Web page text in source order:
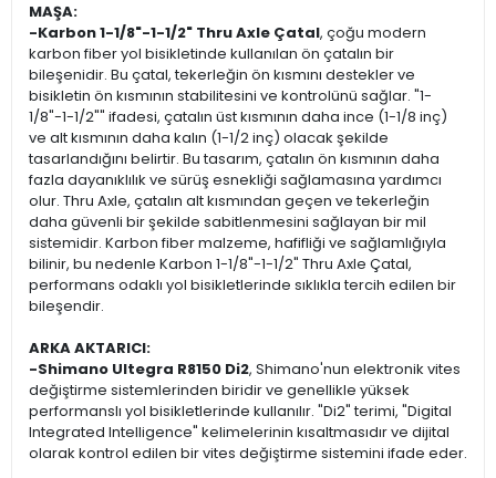
MAŞA:
-Karbon 1-1/8"-1-1/2" Thru Axle Çatal, çoğu modern
karbon fiber yol bisikletinde kullanılan ön çatalın bir
bileşenidir. Bu çatal, tekerleğin ön kısmını destekler ve
bisikletin ön kısmının stabilitesini ve kontrolünü sağlar. "1-
1/8"-1-1/2"" ifadesi, çatalın üst kısmının daha ince (1-1/8 inç)
ve alt kısmının daha kalın (1-1/2 inç) olacak şekilde
tasarlandığını belirtir. Bu tasarım, çatalın ön kısmının daha
fazla dayanıklılık ve sürüş esnekliği sağlamasına yardımcı
olur. Thru Axle, çatalın alt kısmından geçen ve tekerleğin
daha güvenli bir şekilde sabitlenmesini sağlayan bir mil
sistemidir. Karbon fiber malzeme, hafifliği ve sağlamlığıyla
bilinir, bu nedenle Karbon 1-1/8"-1-1/2" Thru Axle Çatal,
performans odaklı yol bisikletlerinde sıklıkla tercih edilen bir
bileşendir.
ARKA AKTARICI:
-Shimano Ultegra R8150 Di2, Shimano'nun elektronik vites
değiştirme sistemlerinden biridir ve genellikle yüksek
performanslı yol bisikletlerinde kullanılır. "Di2" terimi, "Digital
Integrated Intelligence" kelimelerinin kısaltmasıdır ve dijital
olarak kontrol edilen bir vites değiştirme sistemini ifade eder.